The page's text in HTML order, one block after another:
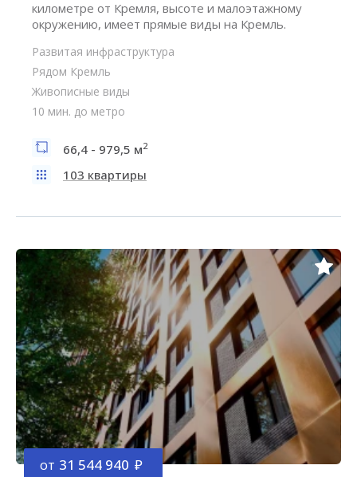
километре от Кремля, высоте и малоэтажному
окружению, имеет прямые виды на Кремль.
Развитая инфраструктура
Рядом Кремль
Живописные виды
10 мин. до метро
66,4 - 979,5 м2
103 квартиры
от 31 544 940